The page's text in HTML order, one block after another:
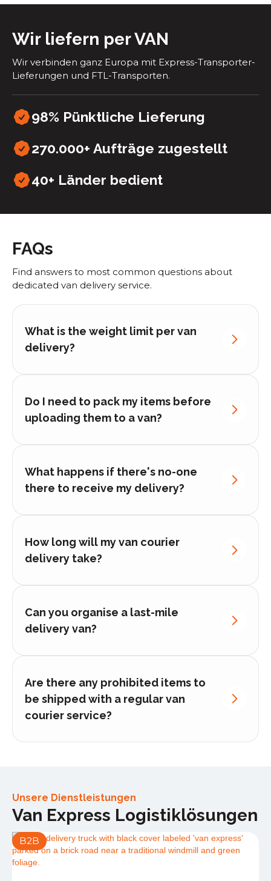
Wir liefern per VAN
Wir verbinden ganz Europa mit Express-Transporter-
Lieferungen und FTL-Transporten.
98% Pünktliche Lieferung
270.000+ Aufträge zugestellt
40+ Länder bedient
FAQs
Find answers to most common questions about
dedicated van delivery service.
What is the weight limit per van
delivery?
Do I need to pack my items before
uploading them to a van?
What happens if there's no-one
there to receive my delivery?
How long will my van courier
delivery take?
Can you organise a last-mile
delivery van?
Are there any prohibited items to
be shipped with a regular van
courier service?
Unsere Dienstleistungen
Van Express Logistiklösungen
B2B